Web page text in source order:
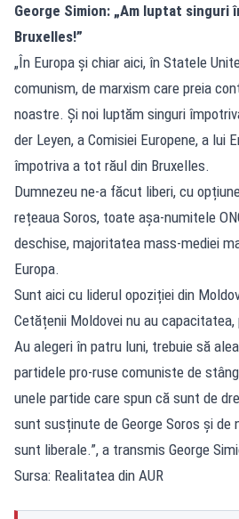
George Simion: „Am luptat singuri
Bruxelles!”
„În Europa și chiar aici, în Statele
comunism, de marxism care preia
noastre. Și noi luptăm singuri
der Leyen, a Comisiei Europene, a lui
împotriva a tot răul din Bruxelles.
Dumnezeu ne-a făcut liberi, cu
rețeaua Soros, toate așa-numitele
deschise, majoritatea mass-mediei
Europa.
Sunt aici cu liderul opoziției din
Cetățenii Moldovei nu au
Au alegeri în patru luni, trebuie să
partidele pro-ruse comuniste de
unele partide care spun că sunt de
sunt susținute de George Soros și de
sunt liberale.”, a transmis George
Sursa: Realitatea din AUR